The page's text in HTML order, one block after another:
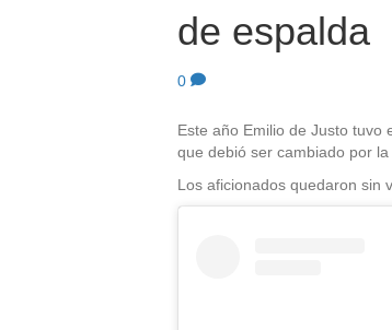
de espalda
0
Este año Emilio de Justo tuvo
que debió ser cambiado por la
Los aficionados quedaron sin